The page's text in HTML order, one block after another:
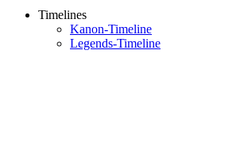
Timelines
Kanon-Timeline
Legends-Timeline